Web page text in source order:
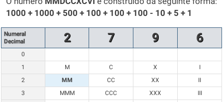
1000 + 1000 + 500 + 100 + 100 + 100 - 10 + 5 + 1
Numeral
Decimal
2 7 9 6
0
1
M C X
I
2
MM CC XX
II
3
MMM CCC XXX
III